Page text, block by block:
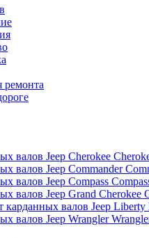
ремонта